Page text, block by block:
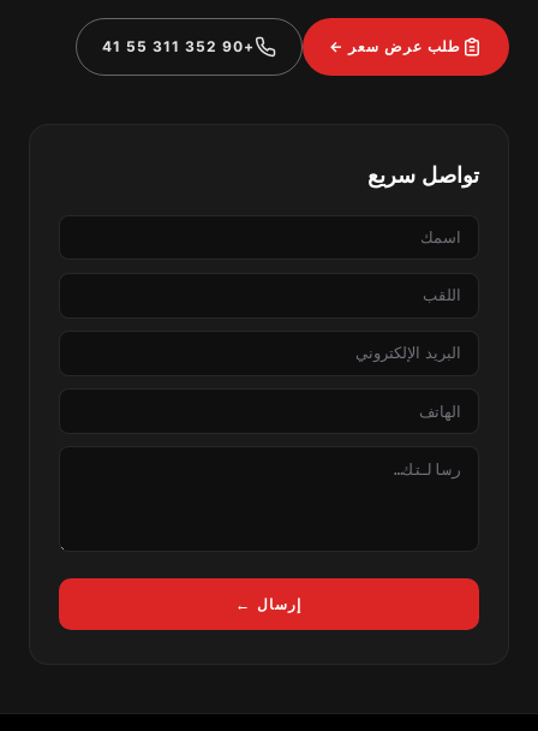
طلب عرض سعر ← +90 352 311 55 41
تواصل سريع
الاسم
اللقب
البريد
الإلكتروني
الهاتف
الرسالة
إرسال ←